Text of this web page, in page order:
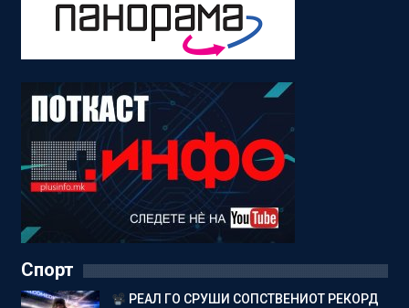
Спорт
РЕАЛ ГО СРУШИ СОПСТВЕНИОТ РЕКОРД